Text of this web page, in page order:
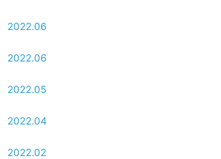
2022.06
2022.06
2022.05
2022.04
2022.02